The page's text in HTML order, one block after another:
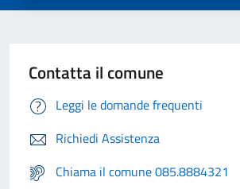
Contatta il comune
Leggi le domande frequenti
Richiedi Assistenza
Chiama il comune 085.8884321